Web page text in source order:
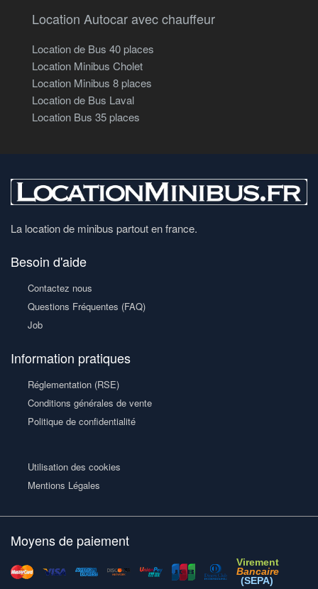
Location Autocar avec chauffeur
Location de Bus 40 places
Location Minibus Cholet
Location Minibus 8 places
Location de Bus Laval
Location Bus 35 places
La location de minibus partout en france.
Besoin d'aide
Contactez nous
Questions Fréquentes (FAQ)
Job
Information pratiques
Réglementation (RSE)
Conditions générales de vente
Politique de confidentialité
Utilisation des cookies
Mentions Légales
Moyens de paiement
Virement
Bancaire
(SEPA)